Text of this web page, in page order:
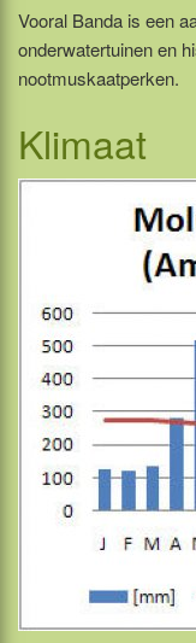
Vooral Banda is een
onderwatertuinen en
nootmuskaatperken.
Klimaat